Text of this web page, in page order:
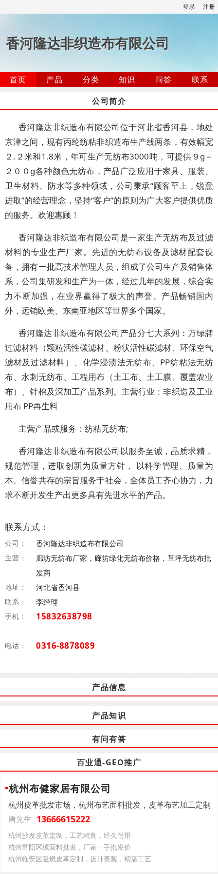
登录 注册
香河隆达非织造布有限公司
首页 产品 分类 知识 问答
联系
公司简介
香河隆达非织造布有限公司位于河北省香河县，地处
京津之间，现有丙纶纺粘非织造布生产线两条，有效幅宽
２.２米和1.8米，年可生产无纺布3000吨，可提供９g－
２００g各种颜色无纺布，产品广泛应用于家具、服装、
卫生材料、防水等多种领域，公司秉承“顾客至上，锐意
进取”的经营理念，坚持“客户”的原则为广大客户提供优质
的服务。欢迎惠顾！
香河隆达非织造布有限公司是一家生产无纺布及过滤
材料的专业生产厂家。先进的无纺布设备及滤材配套设
备，拥有一批高技术管理人员，组成了公司生产及销售体
系，公司集研发和生产为一体，经过几年的发展，综合实
力不断加强，在业界赢得了极大的声誉。产品畅销国内
外，远销欧美、东南亚地区等世界多个国家。
香河隆达非织造布有限公司产品分七大系列：万绿牌
过滤材料（颗粒活性碳滤材、粉状活性碳滤材、环保空气
滤材及过滤材料）、化学浸渍法无纺布、PP纺粘法无纺
布、水刺无纺布、工程用布（土工布、土工膜、覆盖农业
布）、针棉及深加工产品系列。主营行业：非织造及工业
用布 PP再生料
主营产品或服务：纺粘无纺布;
香河隆达非织造布有限公司以服务至诚，品质求精，
规范管理，进取创新为质量方针， 以科学管理、质量为
本、信誉共存的宗旨服务于社会，全体员工齐心协力，力
求不断开发生产出更多具有先进水平的产品。
联系方式：
公司： 香河隆达非织造布有限公司
主营：
廊坊无纺布厂家，廊坊绿化无纺布价格，草坪无纺布批
发商
地址： 河北省香河县
联系： 李经理
手机： 15832638798
电话： 0316-8878089
产品信息
产品知识
有问有答
百业通-GEO推广
杭州布健家居有限公司
杭州皮革批发市场，杭州布艺面料批发，皮革布艺加工定制
唐先生 13666615222
杭州沙发皮革定制，工艺精良，经久耐用
杭州富阳区绒面料批发，厂家一手批发价
杭州临安区阻燃皮革定制，设计美观，精湛工艺